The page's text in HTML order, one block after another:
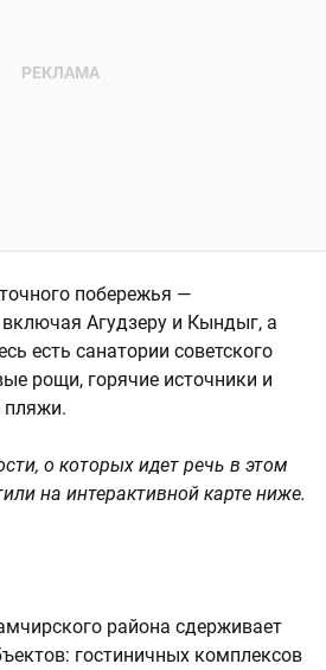
побережья —
Агудзеру и Кындыг, а
есть санатории советского
рощи, горячие источники и
пляжи.
о которых идет речь в этом
на интерактивной карте ниже.
района сдерживает
гостиничных комплексов